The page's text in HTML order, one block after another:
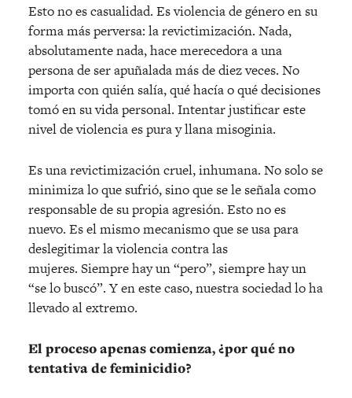
Esto no es casualidad. Es violencia de género en su
forma más perversa: la revictimización. Nada,
absolutamente nada, hace merecedora a una
persona de ser apuñalada más de diez veces. No
importa con quién salía, qué hacía o qué decisiones
tomó en su vida personal. Intentar justificar este
nivel de violencia es pura y llana misoginia.
Es una revictimización cruel, inhumana. No solo se
minimiza lo que sufrió, sino que se le señala como
responsable de su propia agresión. Esto no es
nuevo. Es el mismo mecanismo que se usa para
deslegitimar la violencia contra las
mujeres. Siempre hay un “pero”, siempre hay un
“se lo buscó”. Y en este caso, nuestra sociedad lo ha
llevado al extremo.
El proceso apenas comienza, ¿por qué no
tentativa de feminicidio?